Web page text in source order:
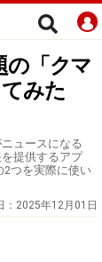
の「クマ
みた
ュースになる
提供するアプ
2つを実際に使い
： 2025年12月01日